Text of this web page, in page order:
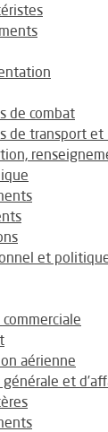
de combat
de transport
et
aérienne
et